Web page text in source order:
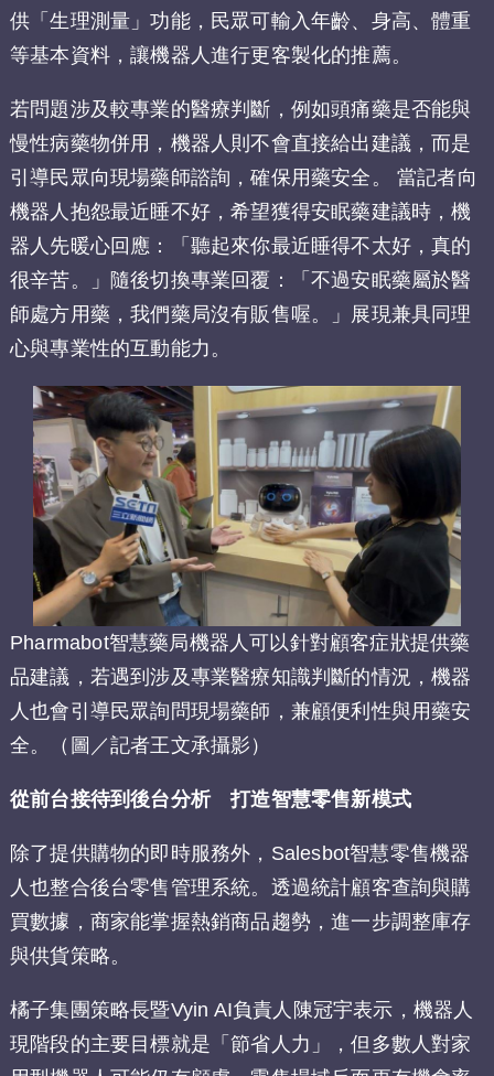
供「生理測量」功能，民眾可輸入年齡、身高、體重
等基本資料，讓機器人進行更客製化的推薦。
若問題涉及較專業的醫療判斷，例如頭痛藥是否能與
慢性病藥物併用，機器人則不會直接給出建議，而是
引導民眾向現場藥師諮詢，確保用藥安全。 當記者向
機器人抱怨最近睡不好，希望獲得安眠藥建議時，機
器人先暖心回應：「聽起來你最近睡得不太好，真的
很辛苦。」隨後切換專業回覆：「不過安眠藥屬於醫
師處方用藥，我們藥局沒有販售喔。」展現兼具同理
心與專業性的互動能力。
Pharmabot智慧藥局機器人可以針對顧客症狀提供藥
品建議，若遇到涉及專業醫療知識判斷的情況，機器
人也會引導民眾詢問現場藥師，兼顧便利性與用藥安
全。（圖／記者王文承攝影）
從前台接待到後台分析 打造智慧零售新模式
除了提供購物的即時服務外，Salesbot智慧零售機器
人也整合後台零售管理系統。透過統計顧客查詢與購
買數據，商家能掌握熱銷商品趨勢，進一步調整庫存
與供貨策略。
橘子集團策略長暨Vyin AI負責人陳冠宇表示，機器人
現階段的主要目標就是「節省人力」，但多數人對家